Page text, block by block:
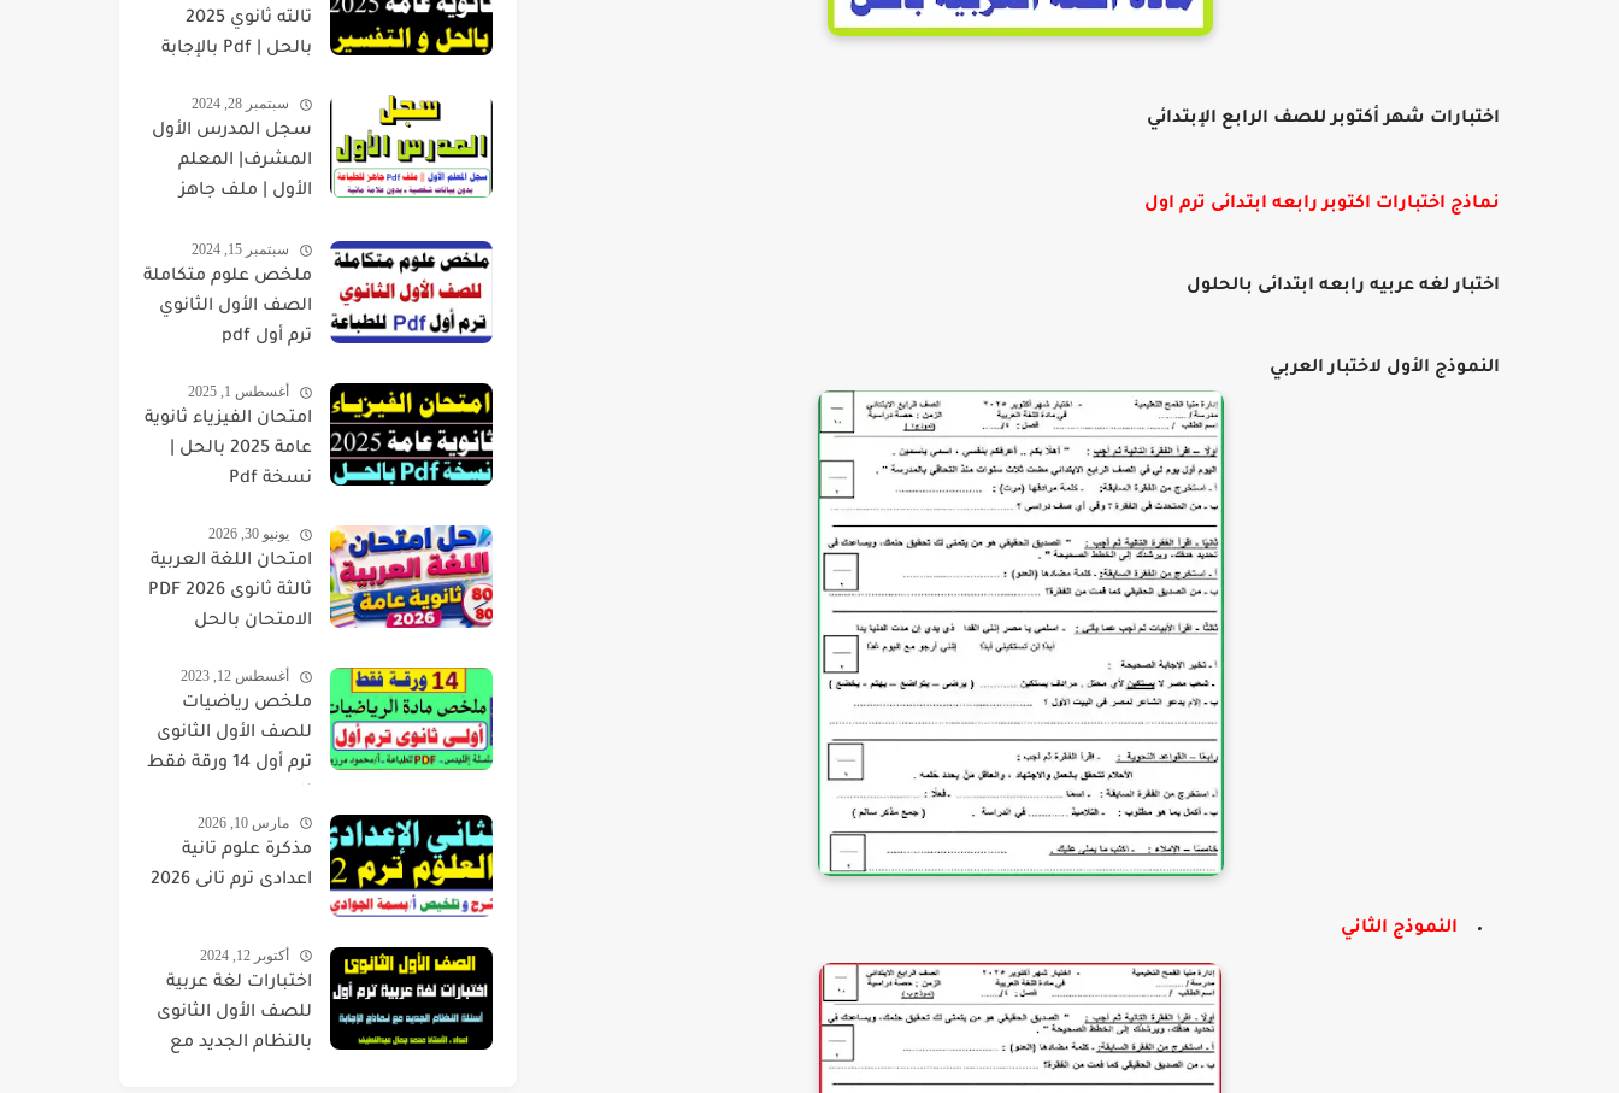
اختبارات شهر أكتوبر للصف الرابع الإبتدائي
نماذج اختبارات اكتوبر رابعه ابتدائى ترم اول
اختبار لغه عربيه رابعه ابتدائى بالحلول
النموذج الأول لاختبار العربي
النموذج الثاني
تالته ثانوي 2025
بالحل | Pdf بالإجابة
سبتمبر 28, 2024
سجل المدرس الأول
المشرف| المعلم
الأول | ملف جاهز
شخصية
سبتمبر 15, 2024
ملخص علوم متكاملة
الصف الأول الثانوي
ترم أول pdf
أغسطس 1, 2025
امتحان الفيزياء ثانوية
عامة 2025 بالحل |
نسخة Pdf
يونيو 30, 2026
امتحان اللغة العربية
ثالثة ثانوى 2026 PDF
الامتحان بالحل
أغسطس 12, 2023
ملخص رياضيات
للصف الأول الثانوى
ترم أول 14 ورقة فقط
مارس 10, 2026
مذكرة علوم تانية
اعدادى ترم تانى 2026
أكتوبر 12, 2024
اختبارات لغة عربية
للصف الأول الثانوى
بالنظام الجديد مع